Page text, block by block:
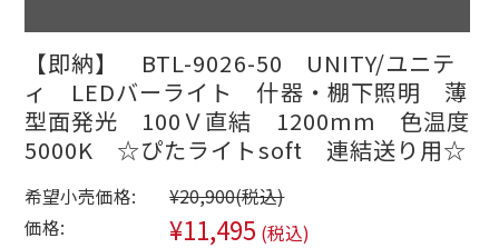
【即納】 BTL-9026-50 UNITY/ユニテ
ィ LEDバーライト 什器・棚下照明 薄
型面発光 100Ｖ直結 1200mm 色温度
5000K ☆ぴたライトsoft 連結送り用☆
希望小売価格: ¥20,900(税込)
価格:
¥11,495 (税込)